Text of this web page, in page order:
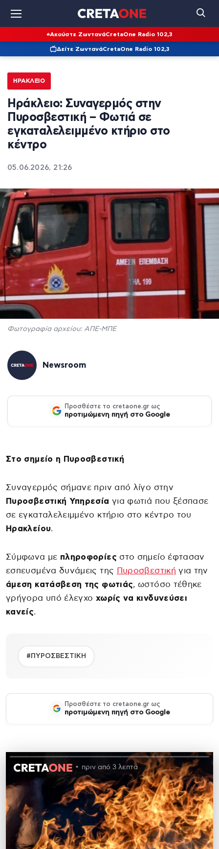
Ακούστε ΖωντανάCretaOne Radio 102,3
Δείτε ΖωντανάCretaOne Radio 102,3
ΗΡΆΚΛΕΙΟ
Ηράκλειο: Συναγερμός στην
Πυροσβεστική – Φωτιά σε
εγκαταλελειμμένο κτήριο στο
κέντρο
05.06.2026, 21:26
Φωτογραφία αρχείου: ΑΠΕ-ΜΠΕ
Newsroom
Προσθέστε το cretaone.gr ως
προτιμώμενη πηγή στο Google
Στο σημείο η Πυροσβεστική
Συναγερμός σήμανε πριν από λίγο στην
Πυροσβεστική Υπηρεσία για φωτιά που ξέσπασε
σε εγκαταλελειμμένο κτήριο στο κέντρο του
Ηρακλείου.
Σύμφωνα με πληροφορίεςστο σημείο έφτασαν
εσπευσμένα δυνάμεις της Πυροσβεστική για την
άμεση κατάσβεση της φωτιάς, ωστόσο τέθηκε
γρήγορα υπό έλεγχο χωρίς να κινδυνεύσει
κανείς.
#ΠΥΡΟΣΒΕΣΤΙΚΗ
Προσθέστε το cretaone.gr ως
προτιμώμενη πηγή στο Google
πριν από 3 λεπτά